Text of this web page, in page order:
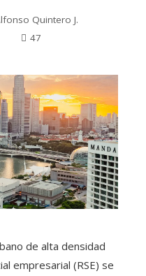
Quintero J.
47
de alta densidad
empresarial (RSE) se